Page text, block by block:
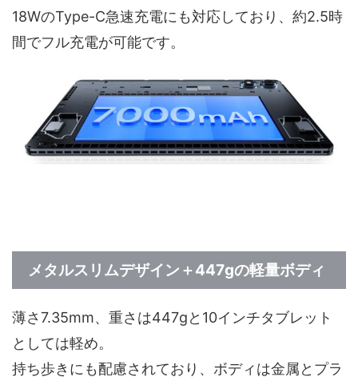
18WのType-C急速充電にも対応しており、約2.5時
間でフル充電が可能です。
メタルスリムデザイン＋447gの軽量ボディ
薄さ7.35mm、重さは447gと10インチタブレット
としては軽め。
持ち歩きにも配慮されており、ボディは金属とプラ